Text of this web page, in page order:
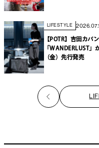
LIFESTYLE
【POTR】吉田カバ
「WANDERLUST」
（金）先行発売